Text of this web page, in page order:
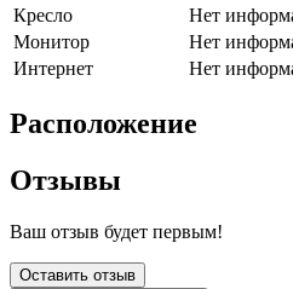
Кресло
Нет
Монитор
Нет
Интернет
Нет
Расположение
Отзывы
Ваш отзыв будет первым!
Оставить отзыв